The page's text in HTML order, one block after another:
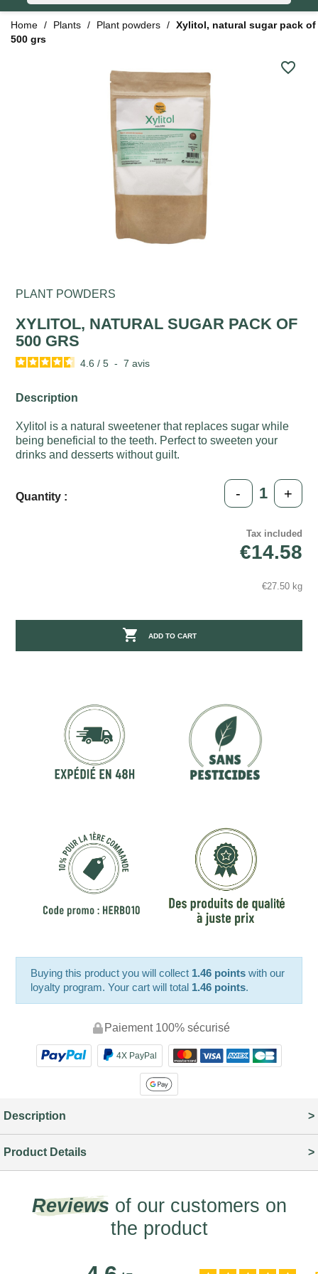
Home Plants Plant powders
Xylitol, natural sugar pack of
500 grs
favorite_border
PLANT POWDERS
XYLITOL, NATURAL SUGAR PACK OF
500 GRS
4.6 / 5 - 7avis
Description
Xylitol is a natural sweetener that replaces sugar while
being beneficial to the teeth. Perfect to sweeten your
drinks and desserts without guilt.
Quantity : - +
Tax included
€14.58
€27.50 kg
 ADD TO CART
Buying this product you will collect 1.46 points with our
loyalty program. Your cart will total 1.46 points.
Paiement 100% sécurisé
4X PayPal
Description
Product Details
Reviews of our customers on
the product